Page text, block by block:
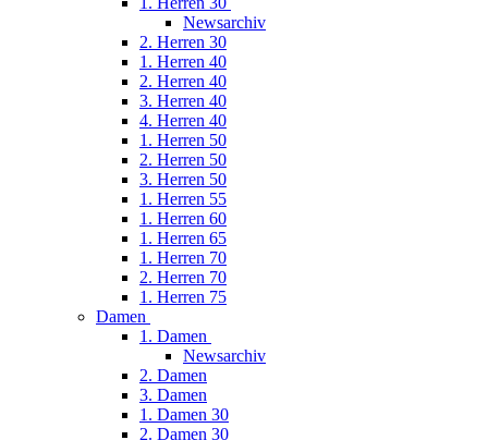
Newsarchiv
2. Herren 30
1. Herren 40
2. Herren 40
3. Herren 40
4. Herren 40
1. Herren 50
2. Herren 50
3. Herren 50
1. Herren 55
1. Herren 60
1. Herren 65
1. Herren 70
2. Herren 70
1. Herren 75
Damen
1. Damen
Newsarchiv
2. Damen
3. Damen
1. Damen 30
2. Damen 30